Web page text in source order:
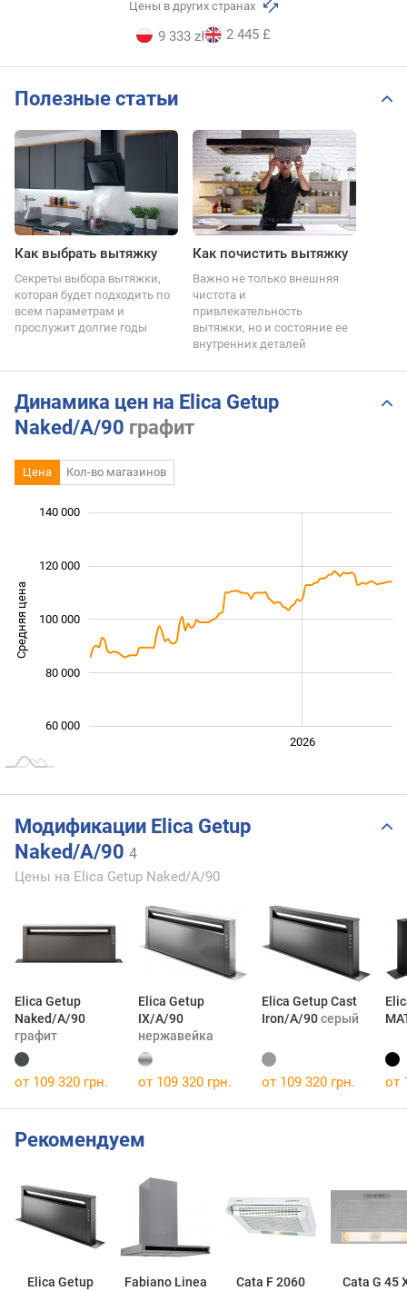
Цены в других странах
9 333 zł 2 445 £
Полезные статьи
Как выбрать вытяжку
Секреты выбора вытяжки,
которая будет подходить по
всем параметрам и
прослужит долгие годы
Как почистить вытяжку
Важно не только внешняя
чистота и
привлекательность
вытяжки, но и состояние ее
внутренних деталей
Динамика цен на Elica Getup
Naked/A/90 графит
Цена Кол-во магазинов
Средняя цена 100 000
60 000
80 000
100 000
120 000
140 000
2026
Модификации Elica Getup
Naked/A/90 4
Цены на Elica Getup Naked/A/90
Elica Getup
Naked/A/90
графит
Elica Getup
IX/A/90
нержавейка
Elica Getup Cast
Iron/A/90серый
от 109 320 грн. от 109 320 грн. от 109 320 грн. от
Рекомендуем
Elica Getup
Fabiano Linea
Cata F 2060
Cata G 45